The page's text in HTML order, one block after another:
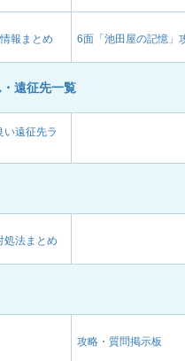
報まとめ 6面「池田屋の記憶」
遠征先一覧
い遠征先ラ
処法まとめ
攻略・質問掲示板